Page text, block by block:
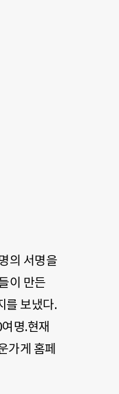
의 서명을
이 만든
를 보냈다.
명.현재
가게 홈페